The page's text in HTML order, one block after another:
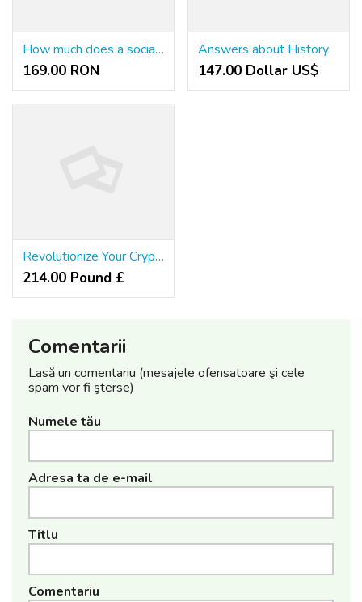
How much does a social service worker make in Arkansas?
169.00 RON
Answers about History
147.00 Dollar US$
Revolutionize Your Cryptocurrency Mining Experience with Bull Miners
214.00 Pound £
Comentarii
Lasă un comentariu (mesajele ofensatoare şi cele
spam vor fi şterse)
Numele tău
Adresa ta de e-mail
Titlu
Comentariu